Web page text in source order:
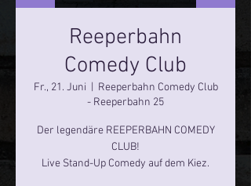
Reeperbahn
Comedy Club
Fr., 21. Juni
Reeperbahn Comedy Club
- Reeperbahn 25
Der legendäre REEPERBAHN COMEDY
CLUB!
Live Stand-Up Comedy auf dem Kiez.